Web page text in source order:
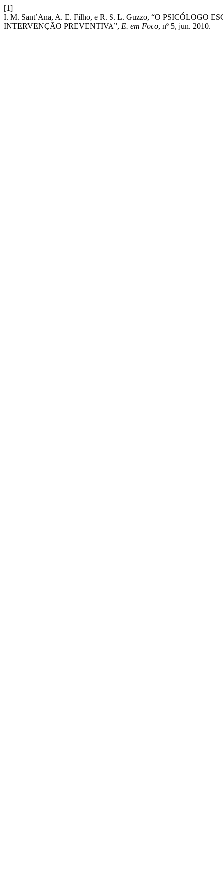
[1]
I. M. Sant’Ana, A. E. Filho, e R. S. L. Guzzo, “O PSICÓLOGO
INTERVENÇÃO PREVENTIVA”, E. em Foco, nº 5, jun. 2010.